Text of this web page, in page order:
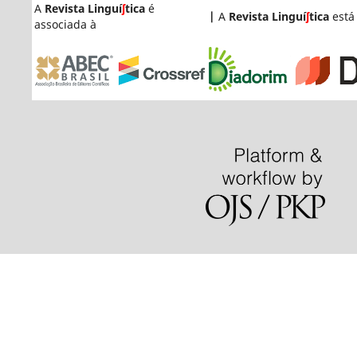
A Revista Linguíʃticaé
associada à
| A Revista Linguíʃticaestá